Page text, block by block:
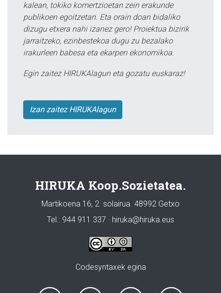
kalean, tokiko komertzioetan zein erakunde
publikoen egoitzetan. Eta orain doan bidaliko
dizugu etxera nahi izanez gero! Proiektua bizirik
jarraitzeko, ezinbestekoa dugu zu bezalako
irakurleen babesa eta ekarpen ekonomikoa.
Egin zaitez HIRUKAlagun eta gozatu euskaraz!
Izan zaitez HIRUKAlagun
HIRUKA Koop.Sozietatea.
Martikoena 16, 2. solairua. 48992 Getxo
Tel.: 944 911 337 · hiruka@hiruka.eus
Codesyntaxek egina